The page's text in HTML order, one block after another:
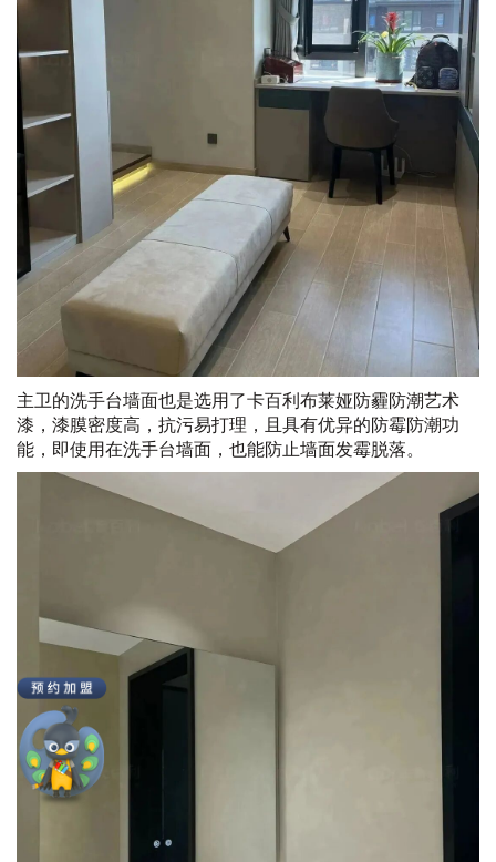
主卫的洗手台墙面也是选用了卡百利布莱娅防霾防潮艺术
漆，漆膜密度高，抗污易打理，且具有优异的防霉防潮功
能，即使用在洗手台墙面，也能防止墙面发霉脱落。